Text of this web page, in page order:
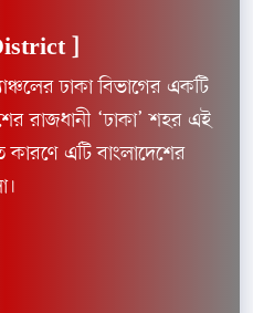
]
ঢাকা বিভাগের একটি
রাজধানী ‘ঢাকা’ শহর এই
এটি বাংলাদেশের